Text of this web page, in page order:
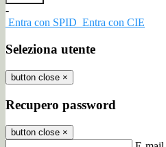
-
Entra con SPID Entra con CIE
Seleziona utente
button close ×
Recupero password
button close ×